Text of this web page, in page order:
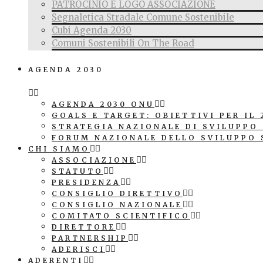
PATROCINIO E LOGO ASSOCIAZIONE
Segnaletica Stradale Comune Sostenibile
Cubi Agenda 2030
Comuni Sostenibili On The Road
AGENDA 2030
AGENDA 2030 ONU
GOALS E TARGET: OBIETTIVI PER IL
STRATEGIA NAZIONALE DI SVILUPPO
FORUM NAZIONALE DELLO SVILUPPO
CHI SIAMO
ASSOCIAZIONE
STATUTO
PRESIDENZA
CONSIGLIO DIRETTIVO
CONSIGLIO NAZIONALE
COMITATO SCIENTIFICO
DIRETTORE
PARTNERSHIP
ADERISCI
ADERENTI